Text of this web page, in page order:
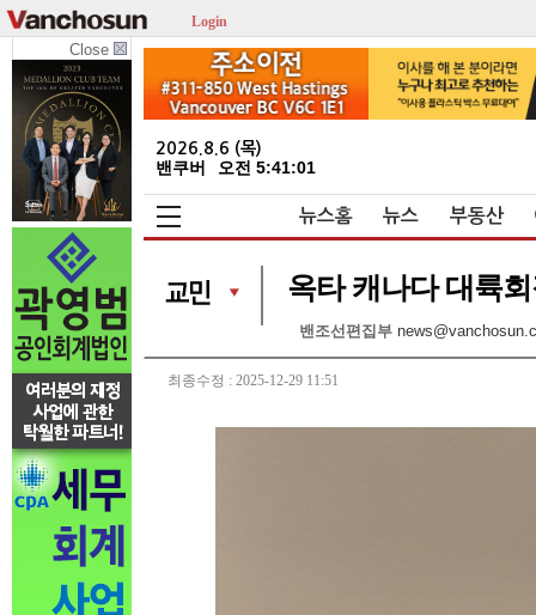
Login
Close
2026.8.6 (목)
밴쿠버 오전 5:41:01
뉴스홈 뉴스 부동산
옥타 캐나다 대륙
밴조선편집부
최종수정 : 2025-12-29 11:51